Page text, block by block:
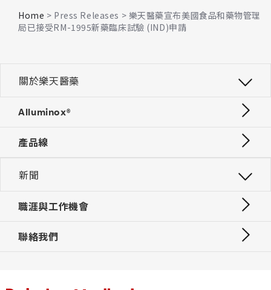
Home > Press Releases > 樂天醫藥宣布美國食品和藥物管理
局已接受RM-1995新藥臨床試驗 (IND)申請
關於樂天醫藥
Alluminox®
產品線
新聞
職涯與工作機會
聯絡我們